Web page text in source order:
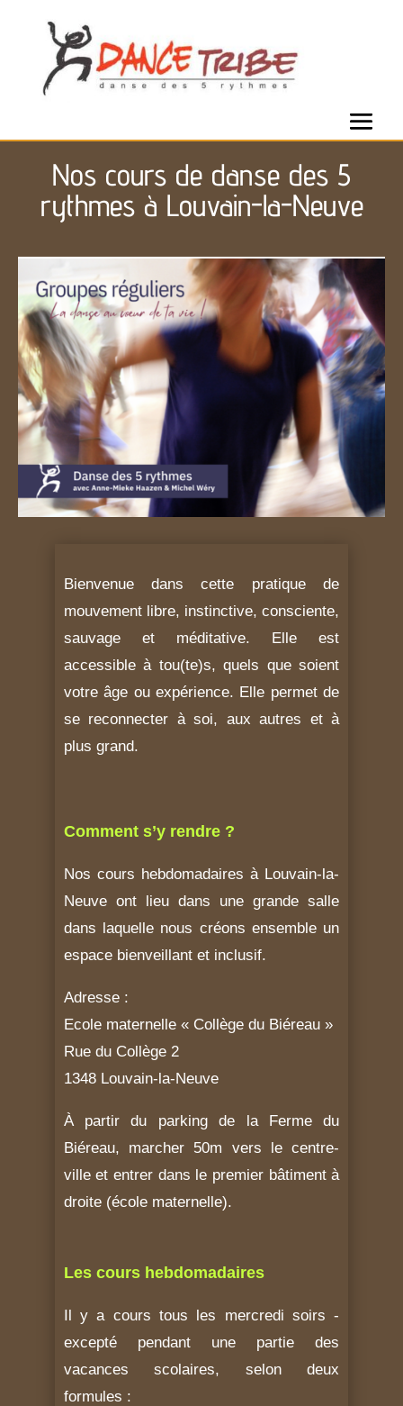
Nos cours de danse des 5
rythmes à Louvain-la-Neuve
Bienvenue dans cette pratique de
mouvement libre, instinctive, consciente,
sauvage et méditative. Elle est
accessible à tou(te)s, quels que soient
votre âge ou expérience. Elle permet de
se reconnecter à soi, aux autres et à
plus grand.
Comment s’y rendre ?
Nos cours hebdomadaires à Louvain-la-
Neuve ont lieu dans une grande salle
dans laquelle nous créons ensemble un
espace bienveillant et inclusif.
Adresse :
Ecole maternelle « Collège du Biéreau »
Rue du Collège 2
1348 Louvain-la-Neuve
À partir du parking de la Ferme du
Biéreau, marcher 50m vers le centre-
ville et entrer dans le premier bâtiment à
droite (école maternelle).
Les cours hebdomadaires
Il y a cours tous les mercredi soirs -
excepté pendant une partie des
vacances scolaires, selon deux
formules :